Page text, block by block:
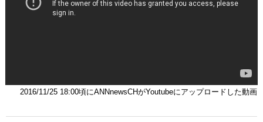
2016/11/25 18:00頃にANNnewsCHがYoutubeにアップロードした動画